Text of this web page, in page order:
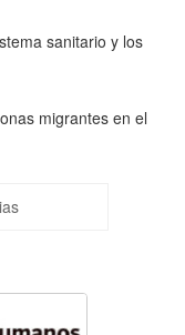
sanitario y los
migrantes en el